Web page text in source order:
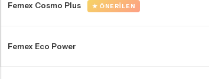
Femex Cosmo Plus ★ ÖNERILEN
Femex Eco Power